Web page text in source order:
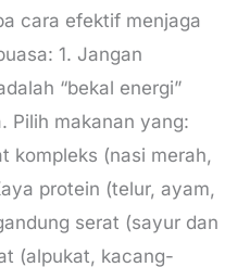
cara efektif menjaga
1. Jangan
“bekal energi”
Pilih makanan yang:
kompleks (nasi merah,
protein (telur, ayam,
serat (sayur dan
(alpukat, kacang-